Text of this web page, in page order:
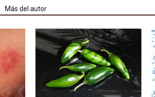
Más del autor